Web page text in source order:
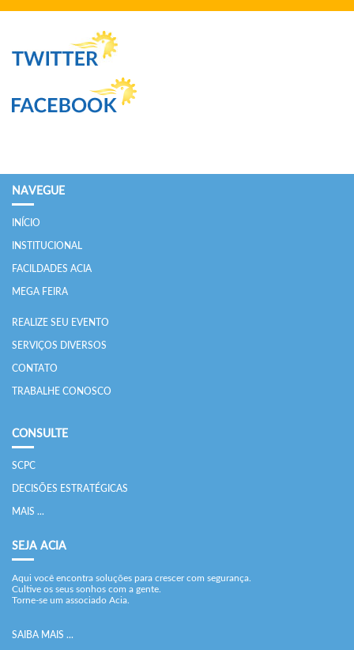
NAVEGUE
INÍCIO
INSTITUCIONAL
FACILDADES ACIA
MEGA FEIRA
REALIZE SEU EVENTO
SERVIÇOS DIVERSOS
CONTATO
TRABALHE CONOSCO
CONSULTE
SCPC
DECISÕES ESTRATÉGICAS
MAIS ...
SEJA ACIA
Aqui você encontra soluções para crescer com segurança.
Cultive os seus sonhos com a gente.
Torne-se um associado Acia.
SAIBA MAIS ...